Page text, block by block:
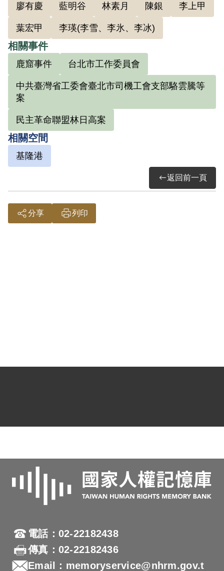
黨臺北市工作委員會委員，專做工運工
作。1949年秋建立鹿窟基地，由他和陳本
江2人共同負責，任北區武裝工作委員會委
員，發展群眾參加組織工作。1952年鑑於
鹿窟基地發展迅速，組成分子良莠不齊，
為防意外事件突發，陳通和等決定另闢一
基地著手開墾農場，由其負責。6月被陳本
江調回，7月中旬又帶著李上甲等人為先鋒
隊，來到瑞芳基地。
1953年1月，鹿窟基地被破，上級連絡員陳
田其未脫險，怕危及瑞芳基地，決定轉進
中南部。1月22日陳通和與李上甲作先頭部
隊，離開曉基地南下臺中，利用綠幫革命
隔壁為陳銀和陳本江住的房間。在宿舍裡
沒有限制行動，也不需從事作何勞動或工
事，生活作息正常，能夠看報紙、看書，
元，就連其子每月也撥給200元的營養費。
在裡面軟禁近約2年，1955年釋放出來。曾
被保密局派往中國工作。之後移居美國。
廖有慶 藍明谷 林素月 陳銀 李上甲
葉宏甲 李瑛(李雪、李氷、李冰)
相關事件
鹿窟事件 台北市工作委員會
中共臺灣省工委會臺北市司機工會支部駱雲騰等
案
民主革命聯盟林日高案
相關空間
基隆港
返回前一頁
分享 列印
電話：02-22182438
傳真：02-22182436
Email：memoryservice@nhrm.gov.t